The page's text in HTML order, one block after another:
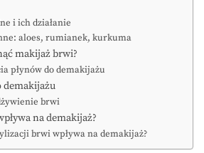
i ich działanie
aloes, rumianek, kurkuma
makijaż brwi?
płynów do demakijażu
demakijażu
brwi
na demakijaż?
brwi wpływa na demakijaż?